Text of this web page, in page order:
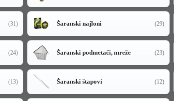
(31) Šaranski najloni (29)
(24) Šaranski podmetači, mreže (23)
(13) Šaranski štapovi (12)